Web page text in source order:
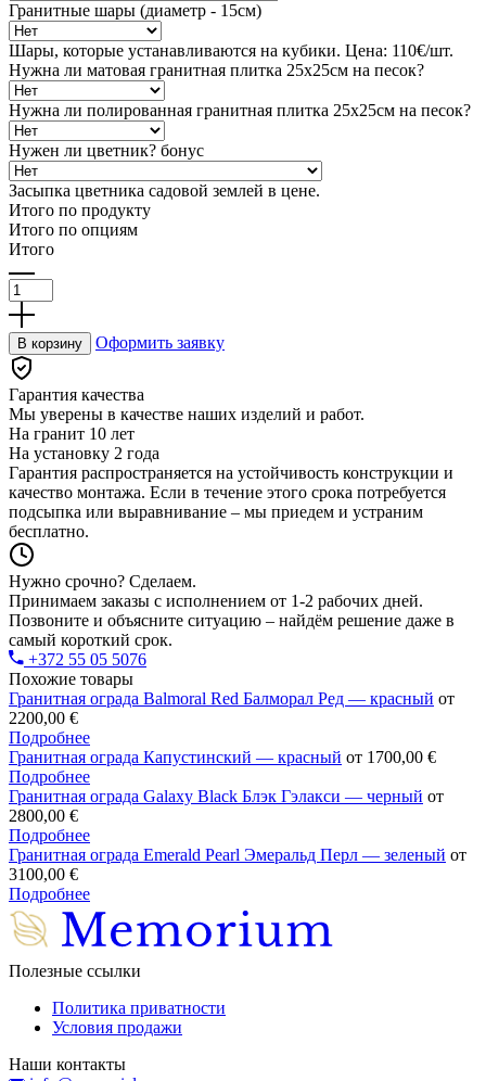
Гранитные шары (диаметр - 15см)
Шары, которые устанавливаются на кубики. Цена: 110€/шт.
Нужна ли матовая гранитная плитка 25х25см на песок?
Нужна ли полированная гранитная плитка 25х25см на песок?
Нужен ли цветник? бонус
Засыпка цветника садовой землей в цене.
Итого по продукту
Итого по опциям
Итого
товара
Гранитная
ограда
Kuru
Grey
Куру
Грей
—
серый
В корзину Оформить заявку
Гарантия качества
Мы уверены в качестве наших изделий и работ.
На гранит 10 лет
На установку 2 года
Гарантия распространяется на устойчивость конструкции и
качество монтажа. Если в течение этого срока потребуется
подсыпка или выравнивание – мы приедем и устраним
бесплатно.
Нужно срочно? Сделаем.
Принимаем заказы с исполнением от 1-2 рабочих дней.
Позвоните и объясните ситуацию – найдём решение даже в
самый короткий срок.
+372 55 05 5076
Похожие товары
Гранитная ограда Balmoral Red Балморал Ред — красный от
2200,00 €
Подробнее
Гранитная ограда Капустинский — красный от 1700,00 €
Подробнее
Гранитная ограда Galaxy Black Блэк Гэлакси — черный от
2800,00 €
Подробнее
Гранитная ограда Emerald Pearl Эмеральд Перл — зеленый от
3100,00 €
Подробнее
Полезные ссылки
Политика приватности
Условия продажи
Наши контакты